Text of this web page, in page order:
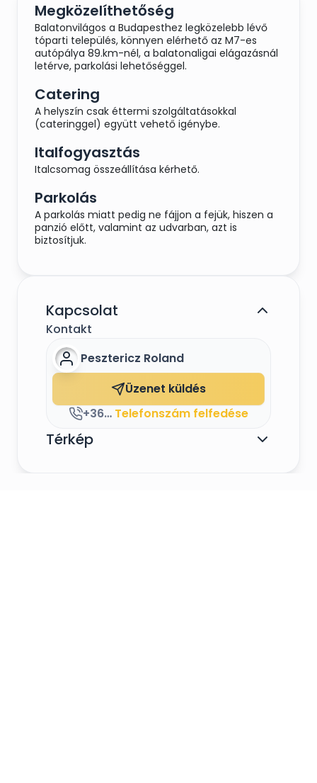
Megközelíthetőség
Balatonvilágos a Budapesthez legközelebb lévő
tóparti település, könnyen elérhető az M7-es
autópálya 89.km-nél, a balatonaligai elágazásnál
letérve, parkolási lehetőséggel.
Catering
A helyszín csak éttermi szolgáltatásokkal
(cateringgel) együtt vehető igénybe.
Italfogyasztás
Italcsomag összeállítása kérhető.
Parkolás
A parkolás miatt pedig ne fájjon a fejük, hiszen a
panzió előtt, valamint az udvarban, azt is
biztosítjuk.
Kapcsolat
Kontakt
Pesztericz Roland
Üzenet küldés
+36202595798 Telefonszám felfedése
Térkép